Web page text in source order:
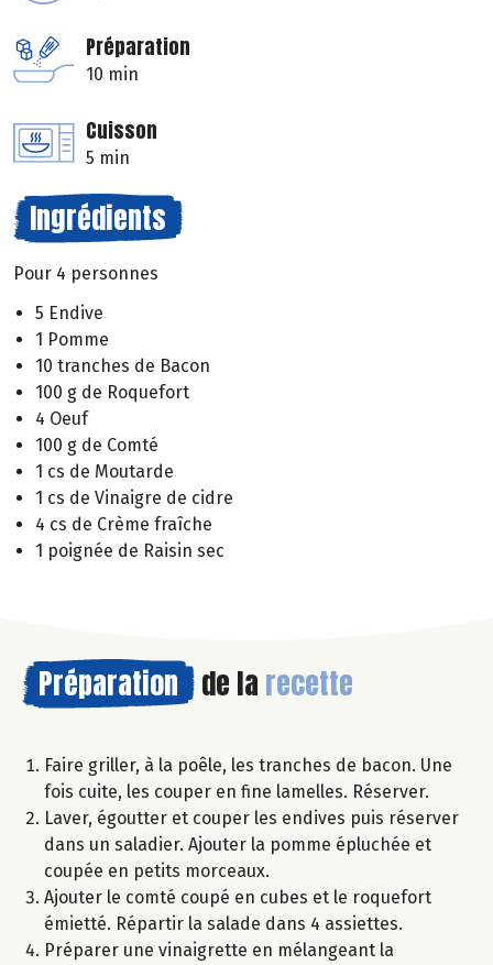
Préparation
10 min
Cuisson
5 min
Ingrédients
Pour 4 personnes
5 Endive
1 Pomme
10 tranches de Bacon
100 g de Roquefort
4 Oeuf
100 g de Comté
1 cs de Moutarde
1 cs de Vinaigre de cidre
4 cs de Crème fraîche
1 poignée de Raisin sec
Préparation de la recette
Faire griller, à la poêle, les tranches de bacon. Une
fois cuite, les couper en fine lamelles. Réserver.
Laver, égoutter et couper les endives puis réserver
dans un saladier. Ajouter la pomme épluchée et
coupée en petits morceaux.
Ajouter le comté coupé en cubes et le roquefort
émietté. Répartir la salade dans 4 assiettes.
Préparer une vinaigrette en mélangeant la